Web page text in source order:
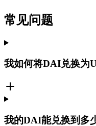
常见问题
我如何将DAI兑换为
我的DAI能兑换到多